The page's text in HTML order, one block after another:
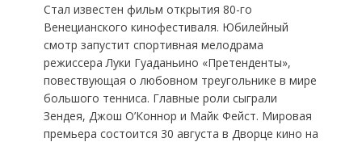
Стал известен фильм открытия 80-го
Венецианского кинофестиваля. Юбилейный
смотр запустит спортивная мелодрама
режиссера Луки Гуаданьино «Претенденты»,
повествующая о любовном треугольнике в мире
большого тенниса. Главные роли сыграли
Зендея, Джош О’Коннор и Майк Фейст. Мировая
премьера состоится 30 августа в Дворце кино на